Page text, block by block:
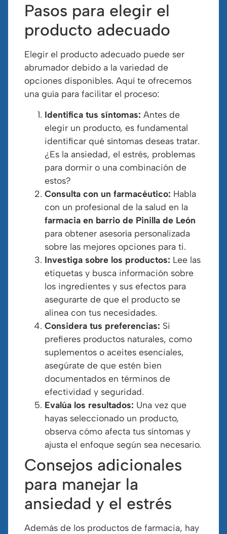
Pasos para elegir el
producto adecuado
Elegir el producto adecuado puede ser
abrumador debido a la variedad de
opciones disponibles. Aquí te ofrecemos
una guía para facilitar el proceso:
Identifica tus síntomas: Antes de
elegir un producto, es fundamental
identificar qué síntomas deseas tratar.
¿Es la ansiedad, el estrés, problemas
para dormir o una combinación de
estos?
Consulta con un farmacéutico: Habla
con un profesional de la salud en la
farmacia en barrio de Pinilla de León
para obtener asesoría personalizada
sobre las mejores opciones para ti.
Investiga sobre los productos: Lee las
etiquetas y busca información sobre
los ingredientes y sus efectos para
asegurarte de que el producto se
alinea con tus necesidades.
Considera tus preferencias: Si
prefieres productos naturales, como
suplementos o aceites esenciales,
asegúrate de que estén bien
documentados en términos de
efectividad y seguridad.
Evalúa los resultados: Una vez que
hayas seleccionado un producto,
observa cómo afecta tus síntomas y
ajusta el enfoque según sea necesario.
Consejos adicionales
para manejar la
ansiedad y el estrés
Además de los productos de farmacia, hay